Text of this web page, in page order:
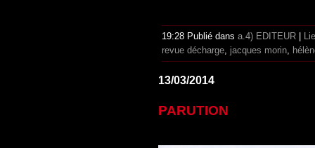
19:28 Publié dans a.4) EDITEUR
revue décharge, jacques morin,
13/03/2014
PARUTION